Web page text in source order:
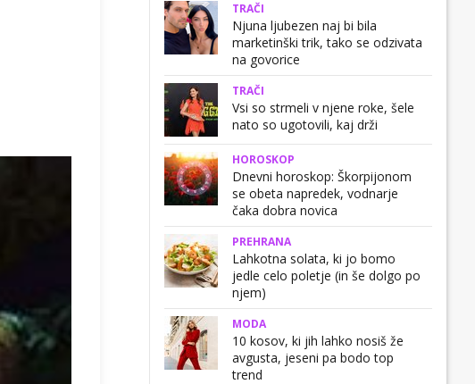
TRAČI
Njuna ljubezen naj bi bila
marketinški trik, tako se odzivata
na govorice
TRAČI
Vsi so strmeli v njene roke, šele
nato so ugotovili, kaj drži
HOROSKOP
Dnevni horoskop: Škorpijonom
se obeta napredek, vodnarje
čaka dobra novica
PREHRANA
Lahkotna solata, ki jo bomo
jedle celo poletje (in še dolgo po
njem)
MODA
10 kosov, ki jih lahko nosiš že
avgusta, jeseni pa bodo top
trend